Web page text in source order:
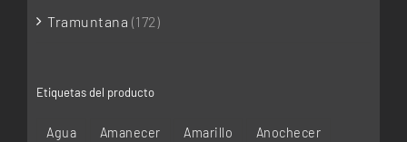
Tramuntana (172)
Etiquetas del producto
Agua Amanecer Amarillo Anochecer